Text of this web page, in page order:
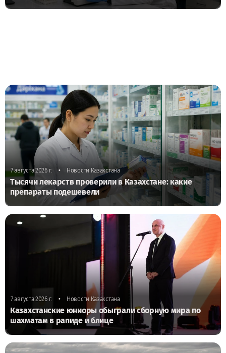
7 августа 2026 г. • Новости Казахстана
Тысячи лекарств проверили в Казахстане: какие
препараты подешевели
7 августа 2026 г. • Новости Казахстана
Казахстанские юниоры обыграли сборную мира по
шахматам в рапиде и блице